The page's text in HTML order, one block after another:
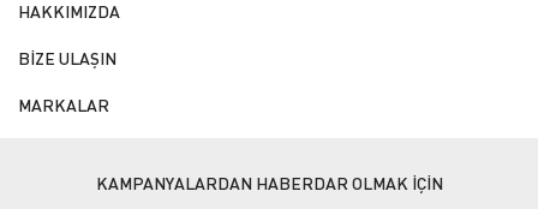
HAKKIMIZDA
BİZE ULAŞIN
MARKALAR
KAMPANYALARDAN HABERDAR OLMAK İÇİN